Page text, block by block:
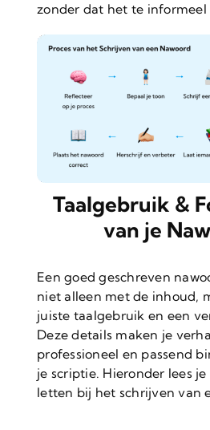
zonder dat het te informeel
Taalgebruik &
van je
Een goed geschreven
niet alleen met de inhoud,
juiste taalgebruik en een
Deze details maken je
professioneel en passend
je scriptie. Hieronder lees
letten bij het schrijven van